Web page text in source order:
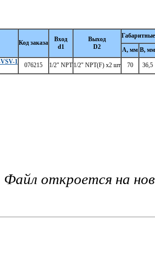
Код заказа
Вход
d1
Выход
D2
А, мм В, мм
1
076215 1/2" NPT 1/2" NPT(F) x2 шт 70 36,5
Файл откроется на